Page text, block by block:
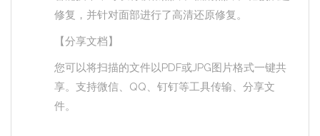
修复，并针对面部进行了高清还原修复。
【分享文档】
您可以将扫描的文件以PDF或JPG图片格式一键共
享。支持微信、QQ、钉钉等工具传输、分享文
件。